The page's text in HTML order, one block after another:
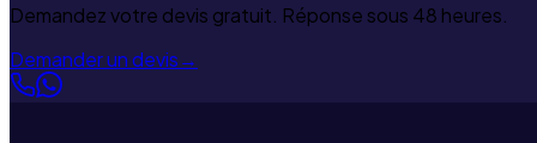
Demandez votre devis gratuit. Réponse sous 48 heures.
Demander un devis→